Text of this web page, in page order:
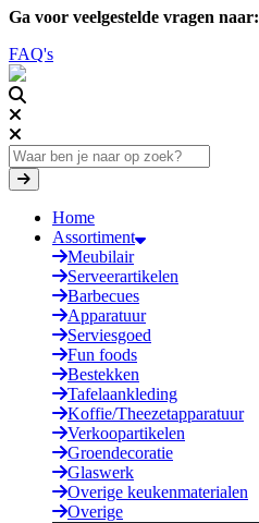
Ga voor veelgestelde vragen naar:
FAQ's
Home
Assortiment
Meubilair
Serveerartikelen
Barbecues
Apparatuur
Serviesgoed
Fun foods
Bestekken
Tafelaankleding
Koffie/Theezetapparatuur
Verkoopartikelen
Groendecoratie
Glaswerk
Overige keukenmaterialen
Overige